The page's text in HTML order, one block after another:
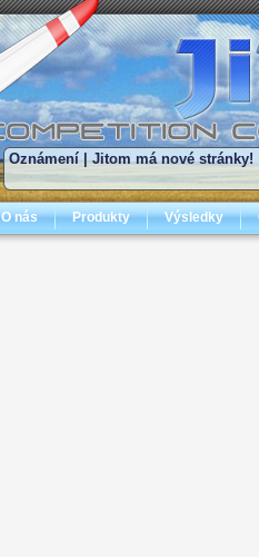
Oznámení |Jitom má nové stránky!
O nás Produkty Výsledky